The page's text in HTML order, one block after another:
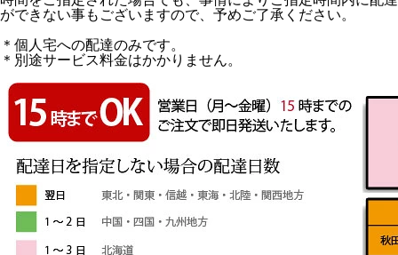
ができない事もございますので、予めご了承ください。
＊個人宅への配達のみです。
＊別途サービス料金はかかりません。